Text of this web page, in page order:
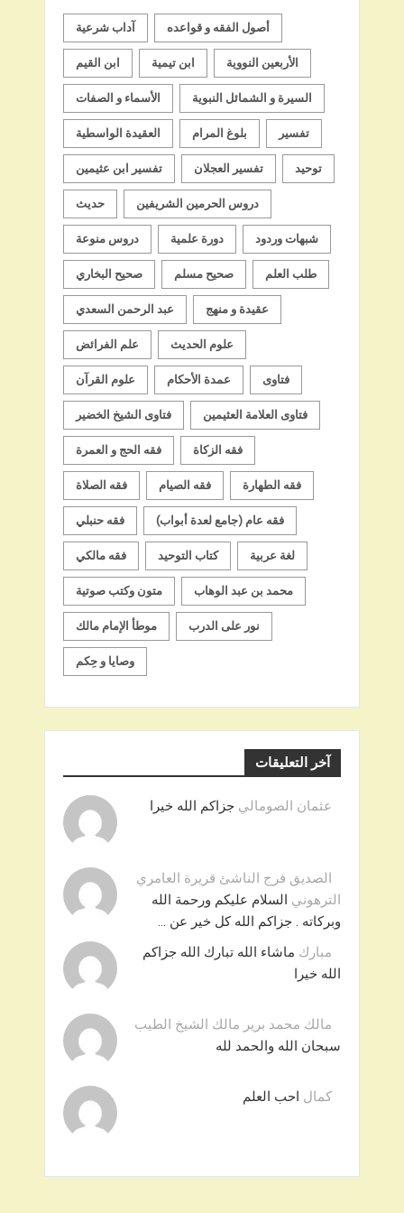
آداب شرعية أصول الفقه و قواعده
ابن القيم ابن تيمية الأربعين النووية
الأسماء و الصفات السيرة و الشمائل النبوية
العقيدة الواسطية بلوغ المرام تفسير
تفسير ابن عثيمين تفسير العجلان توحيد
حديث دروس الحرمين الشريفين
دروس منوعة دورة علمية شبهات وردود
صحيح البخاري صحيح مسلم طلب العلم
عبد الرحمن السعدي عقيدة و منهج
علم الفرائض علوم الحديث
علوم القرآن عمدة الأحكام فتاوى
فتاوى الشيخ الخضير فتاوى العلامة العثيمين
فقه الحج و العمرة فقه الزكاة
فقه الصلاة فقه الصيام فقه الطهارة
فقه حنبلي فقه عام (جامع لعدة أبواب)
فقه مالكي كتاب التوحيد لغة عربية
متون وكتب صوتية محمد بن عبد الوهاب
موطأ الإمام مالك نور على الدرب
وصايا و حِكم
آخر التعليقات
عثمان الصومالي جزاكم الله خيرا
الصديق فرج الناشئ قريرة العامري
الترهوني السلام عليكم ورحمة الله
وبركاته . جزاكم الله كل خير عن …
مبارك ماشاء الله تبارك الله جزاكم
الله خيرا
مالك محمد برير مالك الشيخ الطيب
سبحان الله والحمد لله
كمال احب العلم